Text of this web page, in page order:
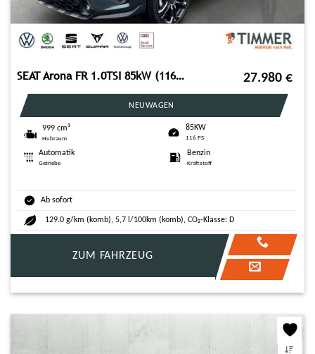
SEAT Arona FR 1.0TSI 85kW (116PS)*DSG*SHZ*ACC*NAVI*RF 27.980 €
NEUWAGEN
999 cm³
Hubraum
85KW
116 PS
Automatik
Getriebe
Benzin
Kraftstoff
Ab sofort
129.0 g/km (komb), 5,7 l/100km (komb), CO₂-Klasse: D
ZUM FAHRZEUG